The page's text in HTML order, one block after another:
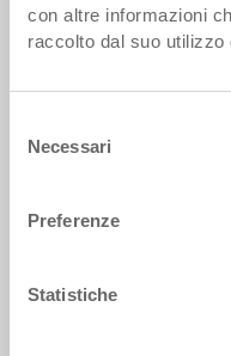
con altre informazioni
raccolto dal suo utilizzo
delNecessari
Preferenze
Statistiche
Codice
40-6410-
RAL 5012 |